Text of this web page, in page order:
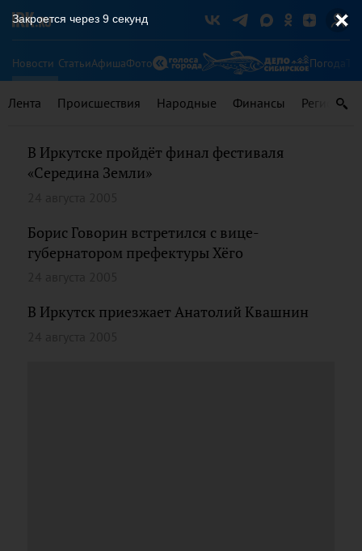
Новости СтатьиАфишаФото Погода
Лента Происшествия Народные Финансы Регионы
В Иркутске пройдёт финал фестиваля
«Середина Земли»
Борис Говорин встретился с вице-
губернатором префектуры Хёго
В Иркутск приезжает Анатолий Квашнин
Закроется через 9 секунд